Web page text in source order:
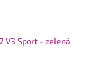
V3 Sport - zelená